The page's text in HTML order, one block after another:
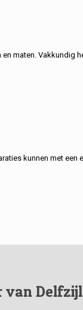
maten. Vakkundig
kunnen met
van